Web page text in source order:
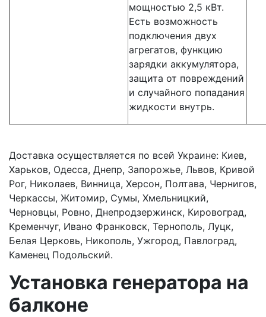
мощностью 2,5 кВт.
Есть возможность
подключения двух
агрегатов, функцию
зарядки аккумулятора,
защита от повреждений
и случайного попадания
жидкости внутрь.
Доставка осуществляется по всей Украине: Киев,
Харьков, Одесса, Днепр, Запорожье, Львов, Кривой
Рог, Николаев, Винница, Херсон, Полтава, Чернигов,
Черкассы, Житомир, Сумы, Хмельницкий,
Черновцы, Ровно, Днепродзержинск, Кировоград,
Кременчуг, Ивано Франковск, Тернополь, Луцк,
Белая Церковь, Никополь, Ужгород, Павлоград,
Каменец Подольский.
Установка генератора на
балконе